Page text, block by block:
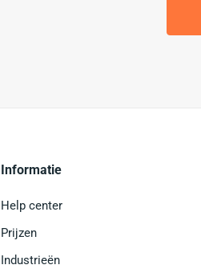
Informatie
Help center
Prijzen
Industrieën